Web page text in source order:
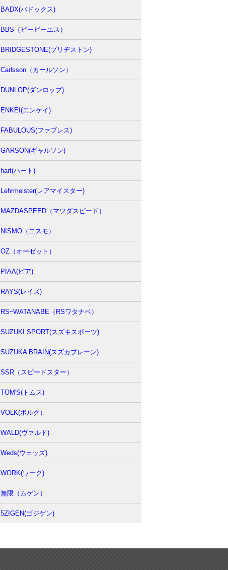
BADX(バドックス)
BBS（ビービーエス）
BRIDGESTONE(ブリヂストン)
Carlsson（カールソン）
DUNLOP(ダンロップ)
ENKEI(エンケイ)
FABULOUS(ファブレス)
GARSON(ギャルソン)
hart(ハート)
Lehrmeister(レアマイスター)
MAZDASPEED（マツダスピード）
NISMO（ニスモ）
OZ（オーゼット）
PIAA(ピア)
RAYS(レイズ)
RSｰWATANABE（RSワタナベ）
SUZUKI SPORT(スズキスポーツ)
SUZUKA BRAIN(スズカブレーン)
SSR（スピードスター）
TOM'S(トムス)
VOLK(ボルク）
WALD(ヴァルド)
Weds(ウェッズ)
WORK(ワーク)
無限（ムゲン）
5ZIGEN(ゴジゲン)